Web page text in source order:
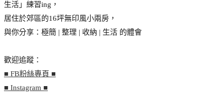
生活」練習ing，
居住於郊區的16坪無印風小兩房，
與你分享：極簡 | 整理 | 收納 | 生活 的體會
歡迎追蹤：
■ FB粉絲專頁 ■
■ Instagram ■